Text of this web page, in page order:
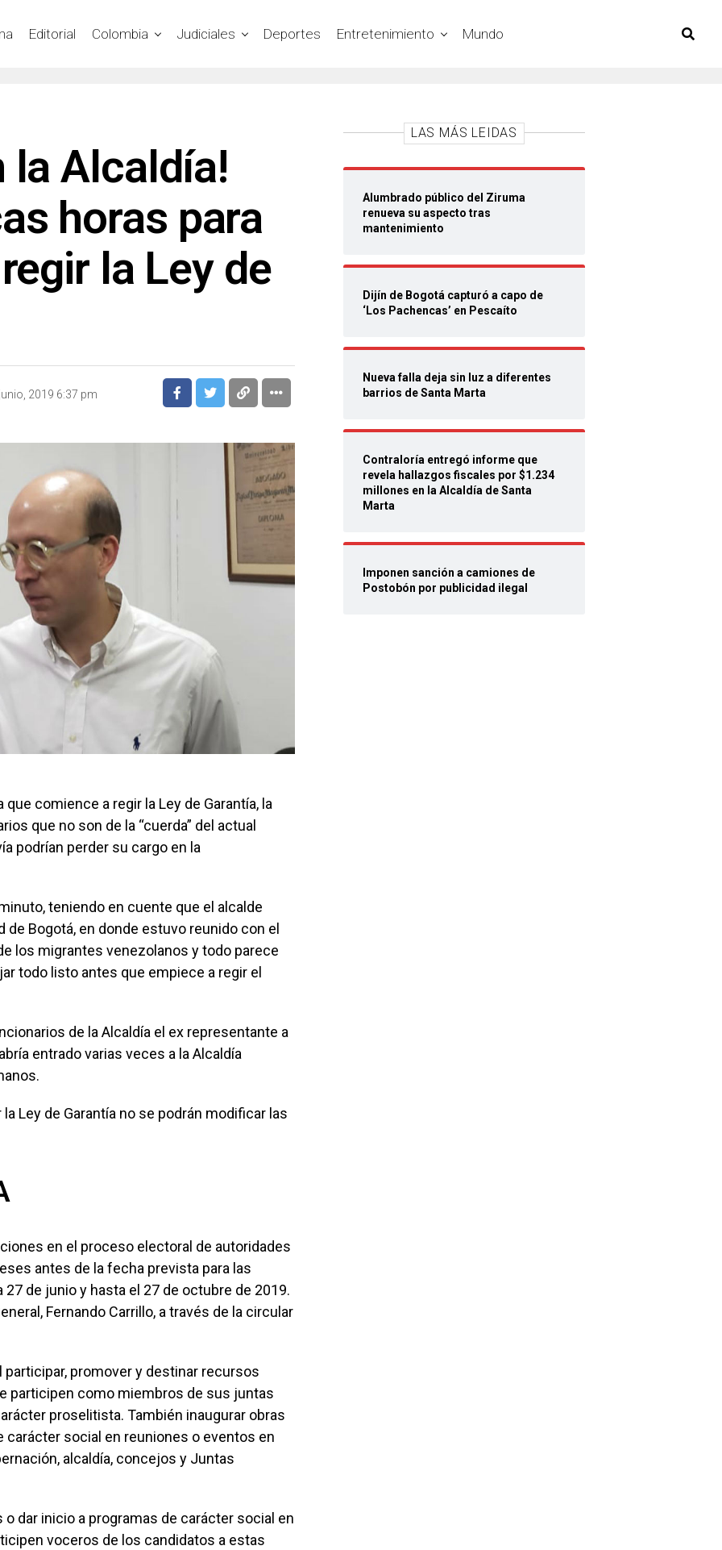
Editorial Colombia Judiciales Deportes Entretenimiento Mundo
la Alcaldía!
horas para
la Ley de
2019 6:37 pm
comience a regir la Ley de Garantía, la
que no son de la “cuerda” del actual
podrían perder su cargo en la
teniendo en cuente que el alcalde
de Bogotá, en donde estuvo reunido con el
los migrantes venezolanos y todo parece
todo listo antes que empiece a regir el
de la Alcaldía el ex representante a
entrado varias veces a la Alcaldía
Ley de Garantía no se podrán modificar las
en el proceso electoral de autoridades
antes de la fecha prevista para las
de junio y hasta el 27 de octubre de 2019.
Fernando Carrillo, a través de la circular
promover y destinar recursos
participen como miembros de sus juntas
proselitista. También inaugurar obras
carácter social en reuniones o eventos en
alcaldía, concejos y Juntas
dar inicio a programas de carácter social en
voceros de los candidatos a estas
LAS MÁS LEIDAS
Alumbrado público del Ziruma
renueva su aspecto tras
mantenimiento
Dijín de Bogotá capturó a capo de
‘Los Pachencas’ en Pescaíto
Nueva falla deja sin luz a diferentes
barrios de Santa Marta
Contraloría entregó informe que
revela hallazgos fiscales por $1.234
millones en la Alcaldía de Santa
Marta
Imponen sanción a camiones de
Postobón por publicidad ilegal